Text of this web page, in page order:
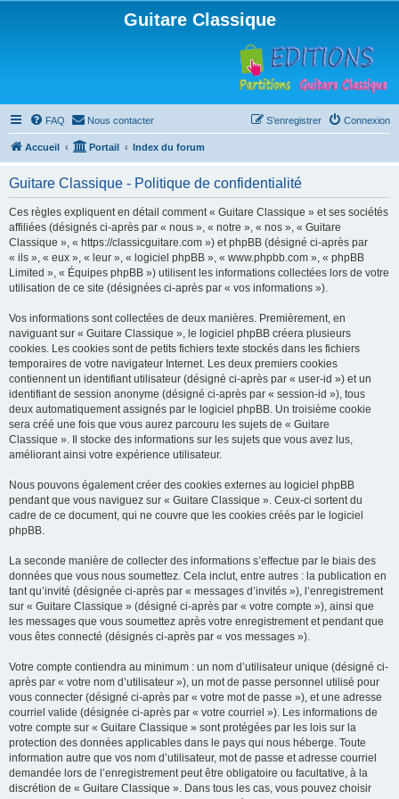
Guitare Classique
FAQ Nous contacter Connexion
S’enregistrer
Accueil Portail Index du forum
Guitare Classique - Politique de confidentialité
Ces règles expliquent en détail comment « Guitare Classique » et ses sociétés
affiliées (désignés ci-après par « nous », « notre », « nos », « Guitare
Classique », « https://classicguitare.com ») et phpBB (désigné ci-après par
« ils », « eux », « leur », « logiciel phpBB », « www.phpbb.com », « phpBB
Limited », « Équipes phpBB ») utilisent les informations collectées lors de votre
utilisation de ce site (désignées ci-après par « vos informations »).
Vos informations sont collectées de deux manières. Premièrement, en
naviguant sur « Guitare Classique », le logiciel phpBB créera plusieurs
cookies. Les cookies sont de petits fichiers texte stockés dans les fichiers
temporaires de votre navigateur Internet. Les deux premiers cookies
contiennent un identifiant utilisateur (désigné ci-après par « user-id ») et un
identifiant de session anonyme (désigné ci-après par « session-id »), tous
deux automatiquement assignés par le logiciel phpBB. Un troisième cookie
sera créé une fois que vous aurez parcouru les sujets de « Guitare
Classique ». Il stocke des informations sur les sujets que vous avez lus,
améliorant ainsi votre expérience utilisateur.
Nous pouvons également créer des cookies externes au logiciel phpBB
pendant que vous naviguez sur « Guitare Classique ». Ceux-ci sortent du
cadre de ce document, qui ne couvre que les cookies créés par le logiciel
phpBB.
La seconde manière de collecter des informations s’effectue par le biais des
données que vous nous soumettez. Cela inclut, entre autres : la publication en
tant qu’invité (désignée ci-après par « messages d’invités »), l’enregistrement
sur « Guitare Classique » (désigné ci-après par « votre compte »), ainsi que
les messages que vous soumettez après votre enregistrement et pendant que
vous êtes connecté (désignés ci-après par « vos messages »).
Votre compte contiendra au minimum : un nom d’utilisateur unique (désigné ci-
après par « votre nom d’utilisateur »), un mot de passe personnel utilisé pour
vous connecter (désigné ci-après par « votre mot de passe »), et une adresse
courriel valide (désignée ci-après par « votre courriel »). Les informations de
votre compte sur « Guitare Classique » sont protégées par les lois sur la
protection des données applicables dans le pays qui nous héberge. Toute
information autre que vos nom d’utilisateur, mot de passe et adresse courriel
demandée lors de l’enregistrement peut être obligatoire ou facultative, à la
discrétion de « Guitare Classique ». Dans tous les cas, vous pouvez choisir